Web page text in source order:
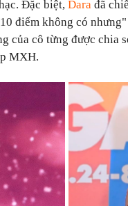
Đặc biệt, Dara đã
điểm không có
của cô từng được chia
MXH.